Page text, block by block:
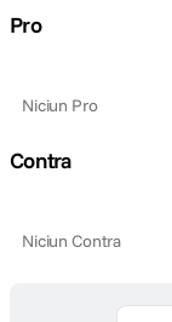
Pro
Niciun Pro
Contra
Niciun Contra